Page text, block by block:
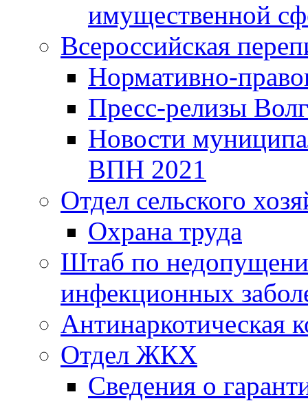
имущественной
Всероссийская
Нормативно-
Пресс-релизы
Новости
ВПН 2021
Отдел сельского
Охрана труда
Штаб по
инфекционных
Антинаркотическая
Отдел ЖКХ
Сведения о